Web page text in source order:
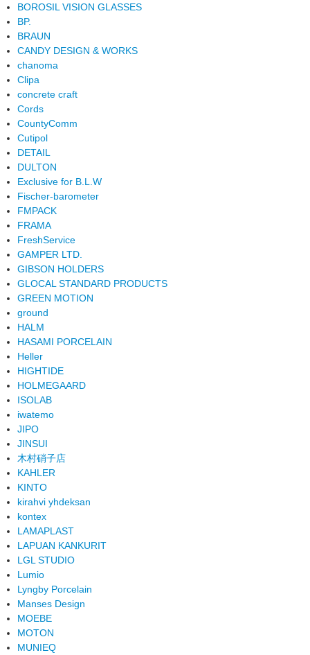
BOROSIL VISION GLASSES
BP.
BRAUN
CANDY DESIGN & WORKS
chanoma
Clipa
concrete craft
Cords
CountyComm
Cutipol
DETAIL
DULTON
Exclusive for B.L.W
Fischer-barometer
FMPACK
FRAMA
FreshService
GAMPER LTD.
GIBSON HOLDERS
GLOCAL STANDARD PRODUCTS
GREEN MOTION
ground
HALM
HASAMI PORCELAIN
Heller
HIGHTIDE
HOLMEGAARD
ISOLAB
iwatemo
JIPO
JINSUI
木村硝子店
KAHLER
KINTO
kirahvi yhdeksan
kontex
LAMAPLAST
LAPUAN KANKURIT
LGL STUDIO
Lumio
Lyngby Porcelain
Manses Design
MOEBE
MOTON
MUNIEQ